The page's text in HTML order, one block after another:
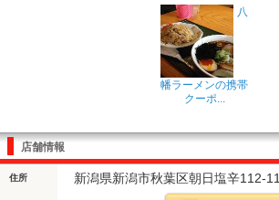
八
幡ラーメンの携帯
クーポ...
店舗情報
住所 新潟県新潟市秋葉区朝日塩辛112-11